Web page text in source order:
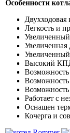
Особенности
Двухходовая
Легкость и
Увеличенная
Высокий
Возможность
Возможность
Возможность
Работает с
Оснащен
Кочерга и